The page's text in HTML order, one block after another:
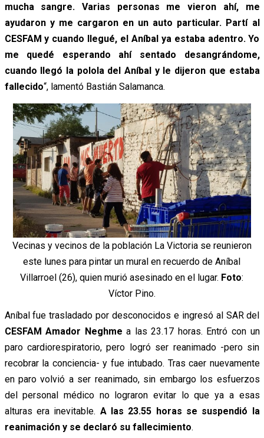
mucha sangre. Varias personas me vieron ahí, me
ayudaron y me cargaron en un auto particular. Partí al
CESFAM y cuando llegué, el Aníbal ya estaba adentro. Yo
me quedé esperando ahí sentado desangrándome,
cuando llegó la polola del Aníbal y le dijeron que estaba
fallecido“, lamentó Bastián Salamanca.
Vecinas y vecinos de la población La Victoria se reunieron
este lunes para pintar un mural en recuerdo de Aníbal
Villarroel (26), quien murió asesinado en el lugar. Foto:
Víctor Pino.
Aníbal fue trasladado por desconocidos e ingresó al SAR del
CESFAM Amador Neghme a las 23.17 horas. Entró con un
paro cardiorespiratorio, pero logró ser reanimado -pero sin
recobrar la conciencia- y fue intubado. Tras caer nuevamente
en paro volvió a ser reanimado, sin embargo los esfuerzos
del personal médico no lograron evitar lo que ya a esas
alturas era inevitable. A las 23.55 horas se suspendió la
reanimación y se declaró su fallecimiento.